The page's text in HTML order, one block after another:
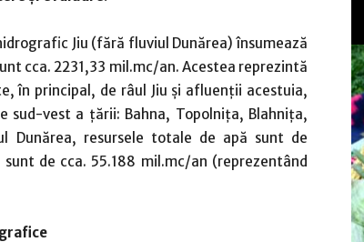
Jiu (fără fluviul Dunărea) însumează
cca. 2231,33 mil.mc/an. Acestea reprezintă
în principal, de râul Jiu și afluenții acestuia,
sud-vest a țării: Bahna, Topolnița, Blahnița,
Dunărea, resursele totale de apă sunt de
de cca. 55.188 mil.mc/an (reprezentând